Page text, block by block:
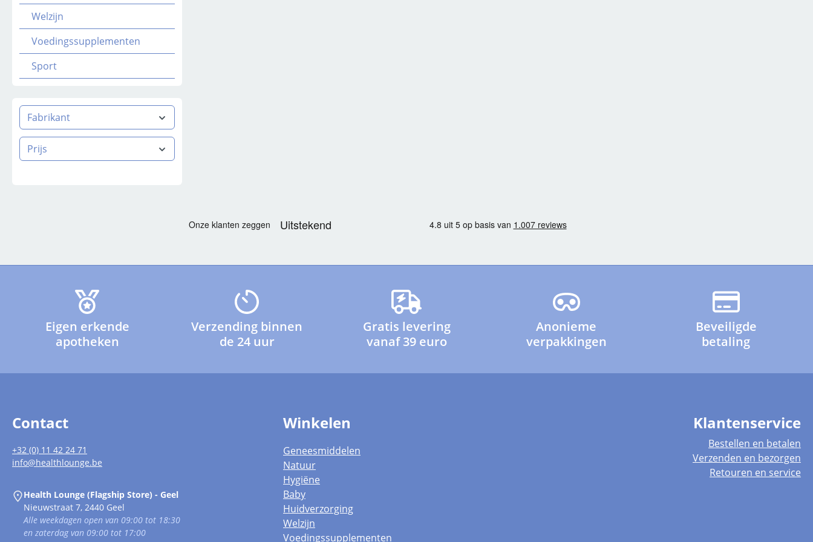
Welzijn
Voedingssupplementen
Sport
Fabrikant
Prijs
Eigen erkende
apotheken
Verzending binnen
de 24 uur
Gratis levering
vanaf 39 euro
Anonieme
verpakkingen
Beveiligde
betaling
Contact
+32 (0) 11 42 24 71
info@healthlounge.be
Health Lounge (Flagship Store) - Geel
Nieuwstraat 7, 2440 Geel
Alle weekdagen open van 09:00 tot 18:30
en zaterdag van 09:00 tot 17:00
Winkelen
Geneesmiddelen
Natuur
Hygiëne
Baby
Huidverzorging
Welzijn
Voedingssupplementen
Klantenservice
Bestellen en betalen
Verzenden en bezorgen
Retouren en service